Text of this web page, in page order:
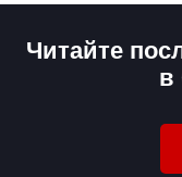
Читайте
в